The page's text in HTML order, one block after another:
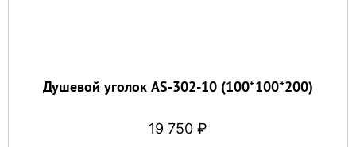
Душевой уголок AS-302-10 (100*100*200)
19 750 ₽